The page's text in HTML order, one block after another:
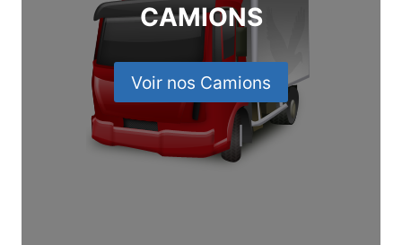
CAMIONS
Voir nos Camions